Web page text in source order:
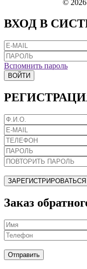
©
ВХОД В
Вспомнить пароль
ВОЙТИ
ЗАРЕГИСТРИРОВАТЬСЯ
Заказ
Отправить